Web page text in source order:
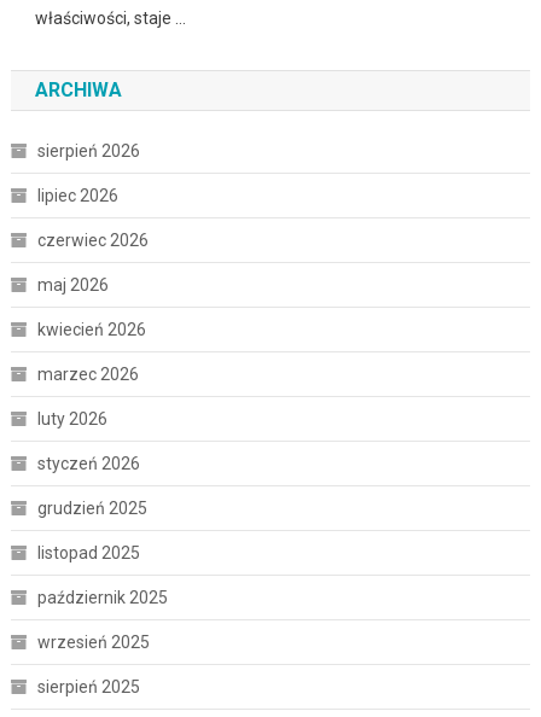
właściwości, staje …
ARCHIWA
sierpień 2026
lipiec 2026
czerwiec 2026
maj 2026
kwiecień 2026
marzec 2026
luty 2026
styczeń 2026
grudzień 2025
listopad 2025
październik 2025
wrzesień 2025
sierpień 2025